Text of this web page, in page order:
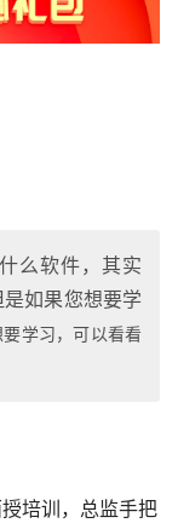
么软件，其实
如果您想要学
学习，可以看看
培训，总监手把